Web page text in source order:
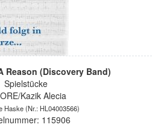
Reason (Discovery Band)
Spielstücke
Kazik Alecia
Haske(Nr.: HL04003566)
115906